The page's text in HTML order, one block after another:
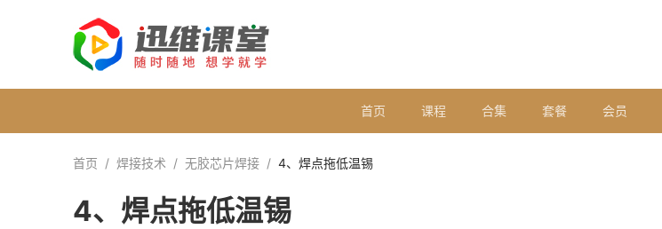
首页 课程 合集 套餐 会员
首页 / 焊接技术 / 无胶芯片焊接 / 4、焊点拖低温锡
4、焊点拖低温锡